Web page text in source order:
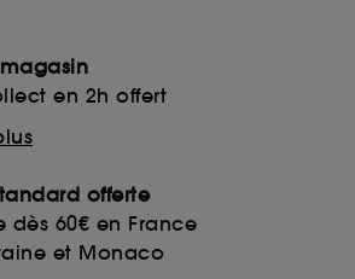
en 2h offert
offerte
60€ en France
et Monaco